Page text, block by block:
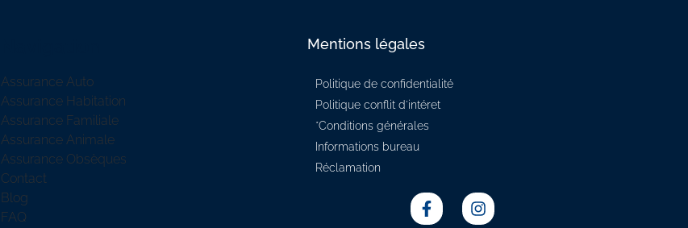
Assurance Auto
Assurance Habitation
Assurance Familiale
Assurance Animale
Assurance Obsèques
Contact
Blog
FAQ
Mentions légales
Politique de confidentialité
Politique conflit d'intéret
*Conditions générales
Informations bureau
Réclamation